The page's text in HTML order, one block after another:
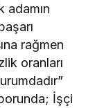
adamın
rağmen
oranları
İşçi